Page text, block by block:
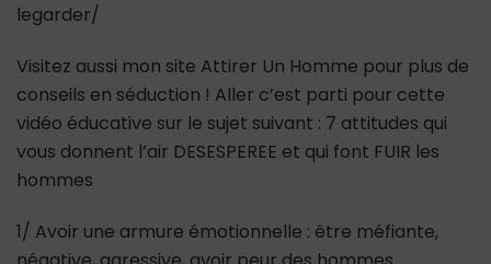
legarder/
Visitez aussi mon site Attirer Un Homme pour plus de
conseils en séduction ! Aller c’est parti pour cette
vidéo éducative sur le sujet suivant : 7 attitudes qui
vous donnent l’air DESESPEREE et qui font FUIR les
hommes
1/ Avoir une armure émotionnelle : être méfiante,